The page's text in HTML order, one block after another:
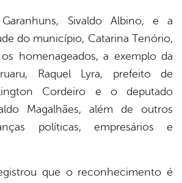
Sivaldo Albino, e a
do município, Catarina Tenório,
homenageados, a exemplo da
Raquel Lyra, prefeito de
Cordeiro e o deputado
Magalhães, além de outros
políticas, empresários e
que o reconhecimento é